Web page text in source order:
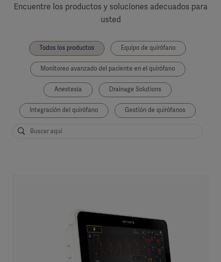
Encuentre los productos y soluciones adecuados para
usted
Todos los productos Equipo de quirófano
Monitoreo avanzado del paciente en el quirófano
Anestesia Drainage Solutions
Integración del quirófano Gestión de quirófanos